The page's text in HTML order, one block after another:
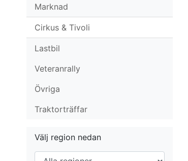
Marknad
Cirkus & Tivoli
Lastbil
Veteranrally
Övriga
Traktorträffar
Välj region nedan